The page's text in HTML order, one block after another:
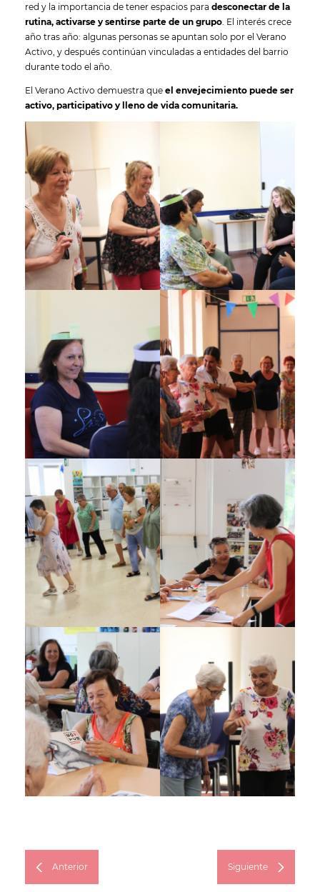
red y la importancia de tener espacios para desconectar de la
rutina, activarse y sentirse parte de un grupo . El interés crece
año tras año: algunas personas se apuntan solo por el Verano
Activo, y después continúan vinculadas a entidades del barrio
durante todo el año.
El Verano Activo demuestra que el envejecimiento puede ser
activo, participativo y lleno de vida comunitaria.
Anterior Siguiente